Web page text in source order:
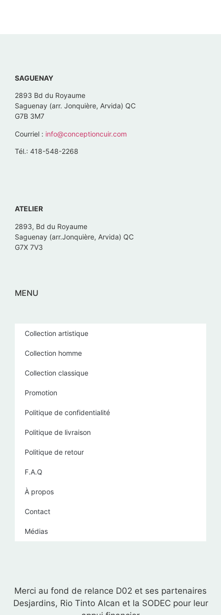
SAGUENAY
2893 Bd du Royaume
Saguenay (arr. Jonquière, Arvida) QC
G7B 3M7
Courriel : info@conceptioncuir.com
Tél.: 418-548-2268
ATELIER
2893, Bd du Royaume
Saguenay (arr.Jonquière, Arvida) QC
G7X 7V3
MENU
Collection artistique
Collection homme
Collection classique
Promotion
Politique de confidentialité
Politique de livraison
Politique de retour
F.A.Q
À propos
Contact
Médias
Merci au fond de relance D02 et ses partenaires
Desjardins, Rio Tinto Alcan et la SODEC pour leur